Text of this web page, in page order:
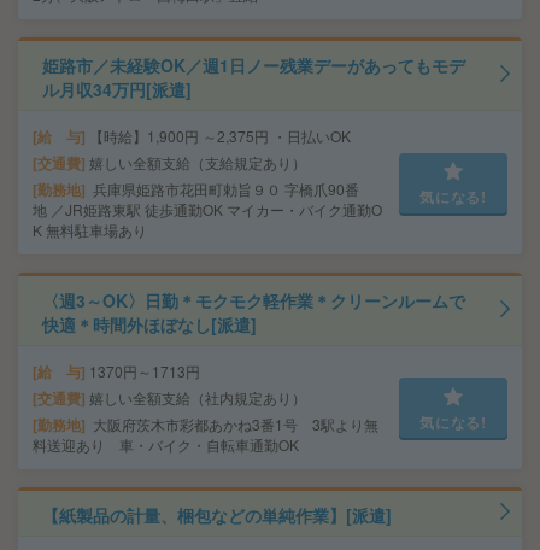
姫路市／未経験OK／週1日ノー残業デーがあってもモデ
ル月収34万円[派遣]
給 与 【時給】1,900円 ～2,375円 ・日払いOK
交通費 嬉しい全額支給（支給規定あり）
勤務地 兵庫県姫路市花田町勅旨９０ 字橋爪90番
地 ／JR姫路東駅 徒歩通勤OK マイカー・バイク通勤O
K 無料駐車場あり
気になる!
〈週3～OK〉日勤＊モクモク軽作業＊クリーンルームで
快適＊時間外ほぼなし[派遣]
給 与 1370円～1713円
交通費 嬉しい全額支給（社内規定あり）
勤務地
大阪府茨木市彩都あかね3番1号 3駅より無
料送迎あり 車・バイク・自転車通勤OK
気になる!
【紙製品の計量、梱包などの単純作業】[派遣]